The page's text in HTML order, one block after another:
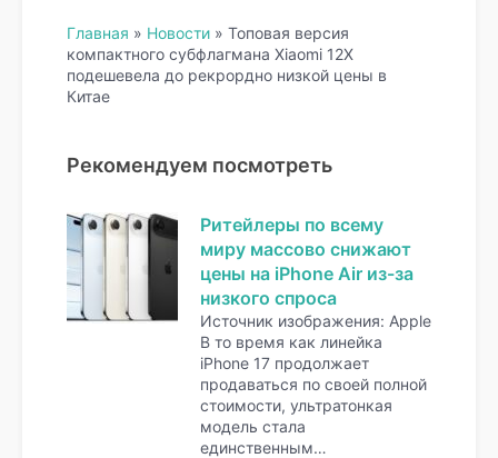
Главная » Новости » Топовая версия
компактного субфлагмана Xiaomi 12X
подешевела до рекрордно низкой цены в
Китае
Рекомендуем посмотреть
Ритейлеры по всему
миру массово снижают
цены на iPhone Air из-за
низкого спроса
Источник изображения: Apple
В то время как линейка
iPhone 17 продолжает
продаваться по своей полной
стоимости, ультратонкая
модель стала
единственным…